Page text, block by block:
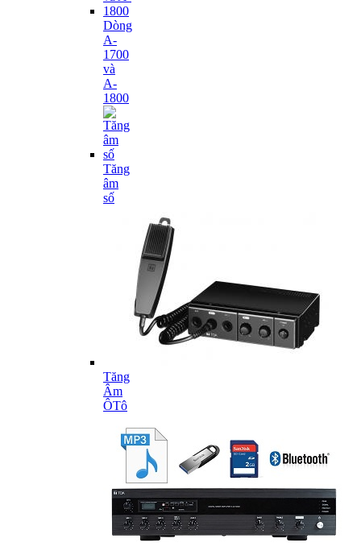
Dòng
A-
1700
và
A-
1800
Tăng
âm
số
Tăng
Âm
ÔTô